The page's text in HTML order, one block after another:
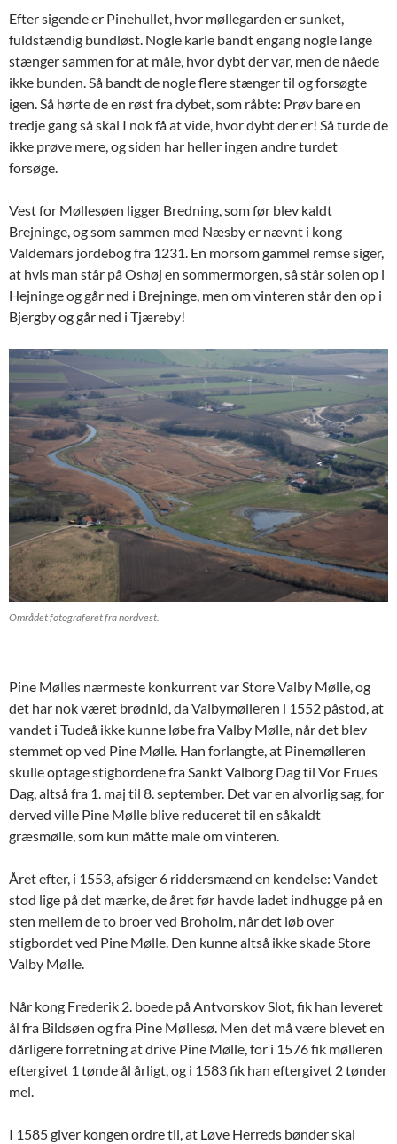
Efter sigende er Pinehullet, hvor møllegarden er sunket,
fuldstændig bundløst. Nogle karle bandt engang nogle lange
stænger sammen for at måle, hvor dybt der var, men de nåede
ikke bunden. Så bandt de nogle flere stænger til og forsøgte
igen. Så hørte de en røst fra dybet, som råbte: Prøv bare en
tredje gang så skal I nok få at vide, hvor dybt der er! Så turde de
ikke prøve mere, og siden har heller ingen andre turdet
forsøge.
Vest for Møllesøen ligger Bredning, som før blev kaldt
Brejninge, og som sammen med Næsby er nævnt i kong
Valdemars jordebog fra 1231. En morsom gammel remse siger,
at hvis man står på Oshøj en sommermorgen, så står solen op i
Hejninge og går ned i Brejninge, men om vinteren står den op i
Bjergby og går ned i Tjæreby!
Området fotograferet fra nordvest.
Pine Mølles nærmeste konkurrent var Store Valby Mølle, og
det har nok været brødnid, da Valbymølleren i 1552 påstod, at
vandet i Tudeå ikke kunne løbe fra Valby Mølle, når det blev
stemmet op ved Pine Mølle. Han forlangte, at Pinemølleren
skulle optage stigbordene fra Sankt Valborg Dag til Vor Frues
Dag, altså fra 1. maj til 8. september. Det var en alvorlig sag, for
derved ville Pine Mølle blive reduceret til en såkaldt
græsmølle, som kun måtte male om vinteren.
Året efter, i 1553, afsiger 6 riddersmænd en kendelse: Vandet
stod lige på det mærke, de året før havde ladet indhugge på en
sten mellem de to broer ved Broholm, når det løb over
stigbordet ved Pine Mølle. Den kunne altså ikke skade Store
Valby Mølle.
Når kong Frederik 2. boede på Antvorskov Slot, fik han leveret
ål fra Bildsøen og fra Pine Møllesø. Men det må være blevet en
dårligere forretning at drive Pine Mølle, for i 1576 fik mølleren
eftergivet 1 tønde ål årligt, og i 1583 fik han eftergivet 2 tønder
mel.
I 1585 giver kongen ordre til, at Løve Herreds bønder skal